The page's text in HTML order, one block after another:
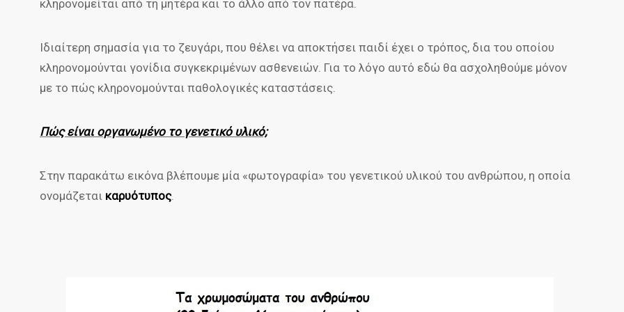
κληρονομείται από τη μητέρα και το άλλο από τον πατέρα.
Ιδιαίτερη σημασία για το ζευγάρι, που θέλει να αποκτήσει παιδί έχει ο τρόπος, δια του οποίου
κληρονομούνται γονίδια συγκεκριμένων ασθενειών. Για το λόγο αυτό εδώ θα ασχοληθούμε μόνον
με το πώς κληρονομούνται παθολογικές καταστάσεις.
Πώς είναι οργανωμένο το γενετικό υλικό;
Στην παρακάτω εικόνα βλέπουμε μία «φωτογραφία» του γενετικού υλικού του ανθρώπου, η οποία
ονομάζεται καρυότυπος.